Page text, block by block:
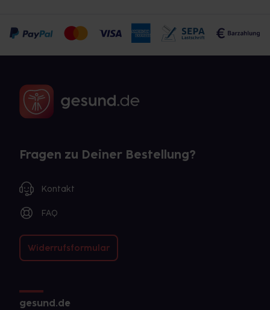
Fragen zu Deiner Bestellung?
Kontakt
FAQ
Widerrufsformular
gesund.de